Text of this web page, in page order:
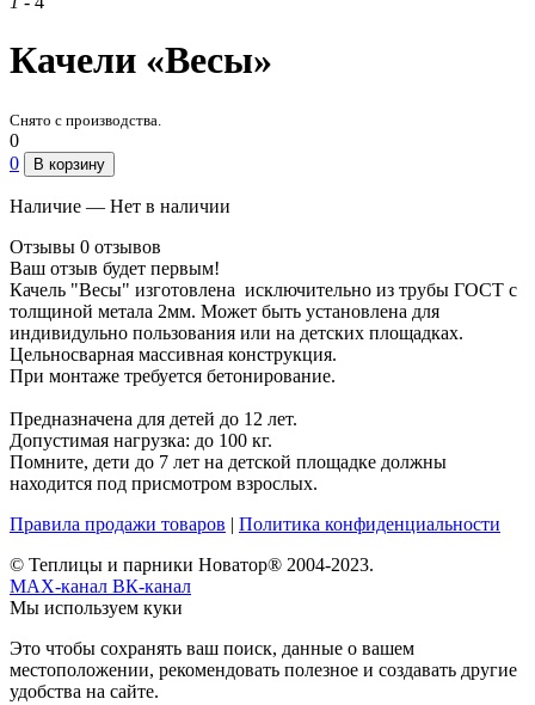
Качели «Весы»
Снято с производства.
0
0
В корзину
Наличие — Нет в наличии
Отзывы 0 отзывов
Ваш отзыв будет первым!
Качель "Весы" изготовлена исключительно из трубы ГОСТ с
толщиной метала 2мм. Может быть установлена для
индивидульно пользования или на детских площадках.
Цельносварная массивная конструкция.
При монтаже требуется бетонирование.
Предназначена для детей до 12 лет.
Допустимая нагрузка: до 100 кг.
Помните, дети до 7 лет на детской площадке должны
находится под присмотром взрослых.
Правила продажи товаров | Политика конфиденциальности
© Теплицы и парники Новатор® 2004-2023.
MAX-канал ВК-канал
Мы используем куки
Это чтобы сохранять ваш поиск, данные о вашем
местоположении, рекомендовать полезное и создавать другие
удобства на сайте.